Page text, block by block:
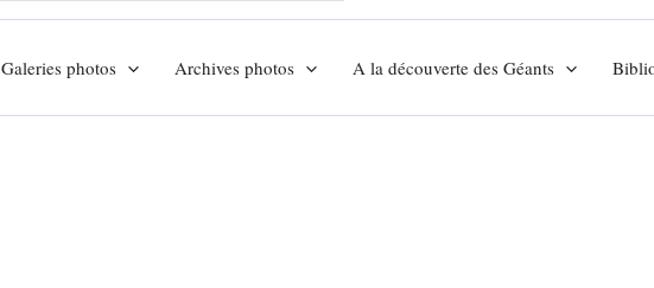
Galeries photos Archives photos A la découverte des Géants